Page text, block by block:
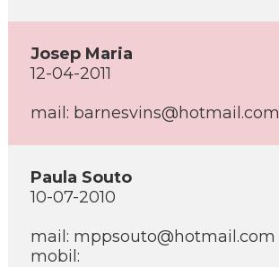
Josep Maria
12-04-2011
mail: barnesvins@hotmail.com
Paula Souto
10-07-2010
mail: mppsouto@hotmail.com
mobil: